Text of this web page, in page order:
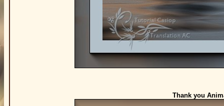
Thank you